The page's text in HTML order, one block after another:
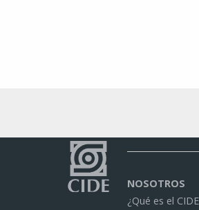
NOSOTROS
¿Qué es el